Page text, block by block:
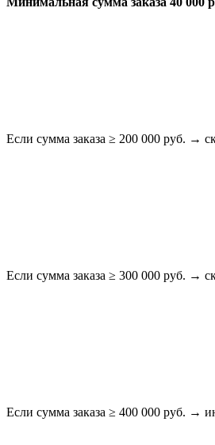
Если сумма заказа ≥ 200 000 руб. →
Если сумма заказа ≥ 300 000 руб. →
Если сумма заказа ≥ 400 000 руб. →